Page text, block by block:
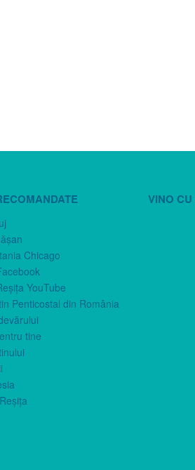
Chicago
YouTube
Penticostal din România
tine
VINO